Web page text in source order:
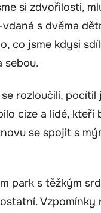
si zdvořilosti,
s dvěma
co jsme kdysi
sebou.
rozloučili,
cize a lidé,
se spojit s
park s těžkým